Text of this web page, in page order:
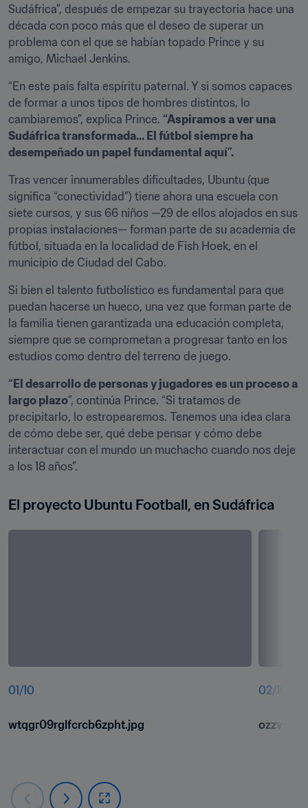
Sudáfrica”, después de empezar su trayectoria hace una
década con poco más que el deseo de superar un
problema con el que se habían topado Prince y su
amigo, Michael Jenkins.
“En este país falta espíritu paternal. Y si somos capaces
de formar a unos tipos de hombres distintos, lo
cambiaremos”, explica Prince. “Aspiramos a ver una
Sudáfrica transformada... El fútbol siempre ha
desempeñado un papel fundamental aquí”.
Tras vencer innumerables dificultades, Ubuntu (que
significa “conectividad”) tiene ahora una escuela con
siete cursos, y sus 66 niños —29 de ellos alojados en sus
propias instalaciones— forman parte de su academia de
fútbol, situada en la localidad de Fish Hoek, en el
municipio de Ciudad del Cabo.
Si bien el talento futbolístico es fundamental para que
puedan hacerse un hueco, una vez que forman parte de
la familia tienen garantizada una educación completa,
siempre que se comprometan a progresar tanto en los
estudios como dentro del terreno de juego.
“El desarrollo de personas y jugadores es un proceso a
largo plazo”, continúa Prince. “Si tratamos de
precipitarlo, lo estropearemos. Tenemos una idea clara
de cómo debe ser, qué debe pensar y cómo debe
interactuar con el mundo un muchacho cuando nos deje
a los 18 años”.
El proyecto Ubuntu Football, en Sudáfrica
01 /10
wtqgr09rglfcrcb6zpht.jpg
02/10